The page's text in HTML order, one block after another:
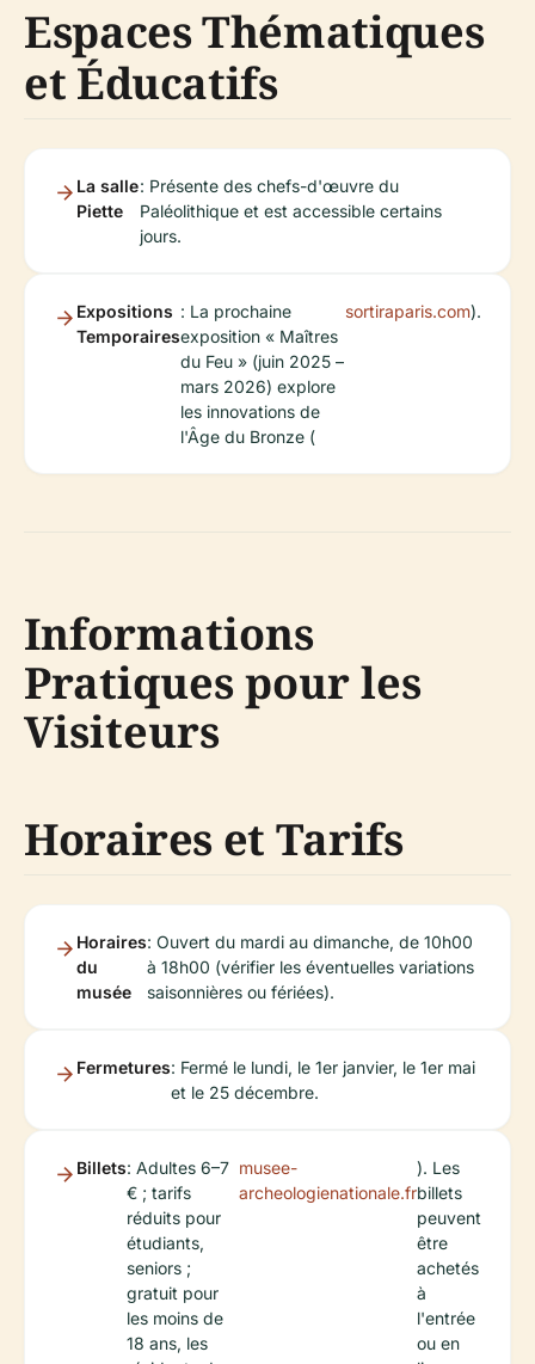
Espaces Thématiques
et Éducatifs
La salle
Piette
: Présente des chefs-d'œuvre du
Paléolithique et est accessible certains
jours.
Expositions
Temporaires
: La prochaine
exposition « Maîtres
du Feu » (juin 2025 –
mars 2026) explore
les innovations de
l'Âge du Bronze (
sortiraparis.com).
Informations
Pratiques pour les
Visiteurs
Horaires et Tarifs
Horaires
du
musée
: Ouvert du mardi au dimanche, de 10h00
à 18h00 (vérifier les éventuelles variations
saisonnières ou fériées).
Fermetures: Fermé le lundi, le 1er janvier, le 1er mai
et le 25 décembre.
Billets: Adultes 6–7
€ ; tarifs
réduits pour
étudiants,
seniors ;
gratuit pour
les moins de
18 ans, les
musee-
archeologienationale.fr
). Les
billets
peuvent
être
achetés
à
l'entrée
ou en